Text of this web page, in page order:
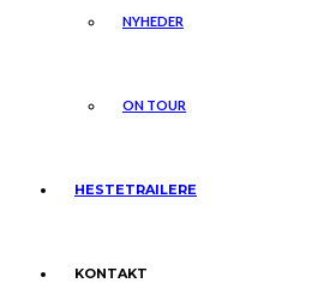
NYHEDER
ON TOUR
HESTETRAILERE
KONTAKT